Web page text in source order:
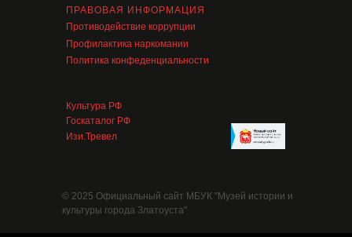
Культура РФ
ПРАВОВАЯ ИНФОРМАЦИЯ
Противодействие коррупции
Профилактика наркомании
Политика конфеденциальности
Госкаталог РФ
Изи.Тревел
© 2025 Официальный сайт МБУК "Музей истории и
культуры города Златоуста"